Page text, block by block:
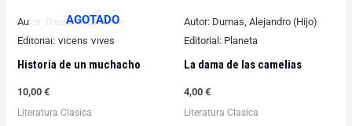
AGOTADO
Autor: Daudet, Alphonse
Editorial: Vicens Vives
Historia de un muchacho
10,00€
Literatura Clasica
Autor: Dumas, Alejandro (Hijo)
Editorial: Planeta
La dama de las camelias
4,00 €
Literatura Clasica